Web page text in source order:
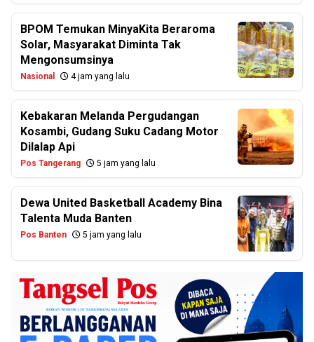
BPOM Temukan MinyaKita Beraroma
Solar, Masyarakat Diminta Tak
Mengonsumsinya
Nasional 4 jam yang lalu
Kebakaran Melanda Pergudangan
Kosambi, Gudang Suku Cadang Motor
Dilalap Api
Pos Tangerang 5 jam yang lalu
Dewa United Basketball Academy Bina
Talenta Muda Banten
Pos Banten 5 jam yang lalu